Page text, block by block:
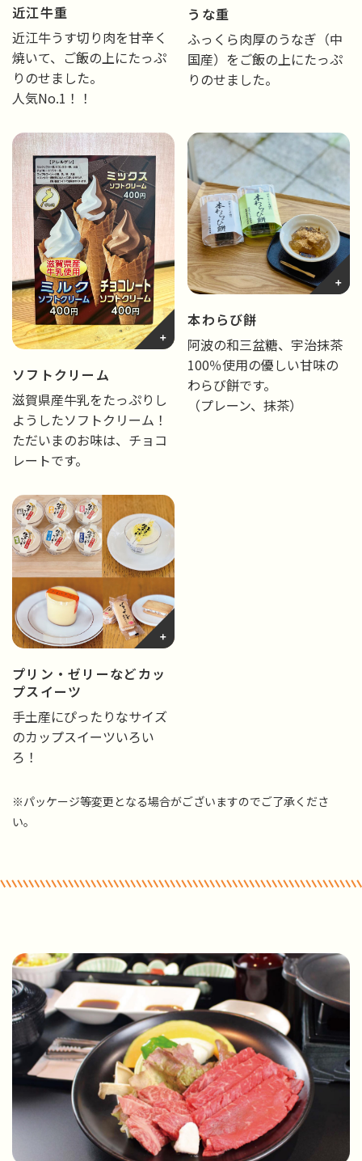
近江牛重
近江牛うす切り肉を甘辛く
焼いて、ご飯の上にたっぷ
りのせました。
人気No.1！！
うな重
ふっくら肉厚のうなぎ（中
国産）をご飯の上にたっぷ
りのせました。
ソフトクリーム
滋賀県産牛乳をたっぷりし
ようしたソフトクリーム！
ただいまのお味は、チョコ
レートです。
本わらび餅
阿波の和三盆糖、宇治抹茶
100％使用の優しい甘味の
わらび餅です。
（プレーン、抹茶）
プリン・ゼリーなどカッ
プスイーツ
手土産にぴったりなサイズ
のカップスイーツいろい
ろ！
※パッケージ等変更となる場合がございますのでご了承くださ
い。